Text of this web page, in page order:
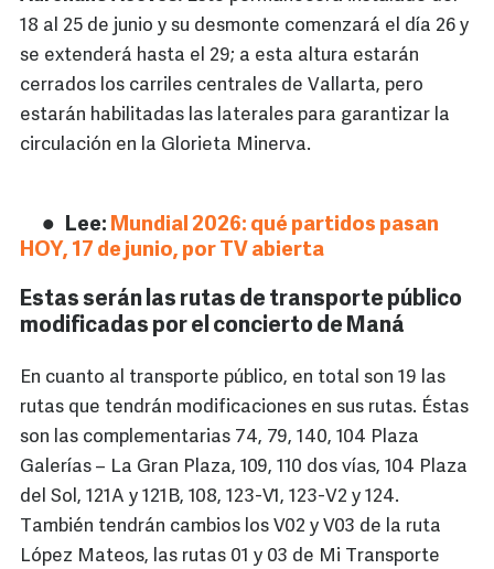
18 al 25 de junio y su desmonte comenzará el día 26 y
se extenderá hasta el 29; a esta altura estarán
cerrados los carriles centrales de Vallarta, pero
estarán habilitadas las laterales para garantizar la
circulación en la Glorieta Minerva.
Lee: Mundial 2026: qué partidos pasan
HOY, 17 de junio, por TV abierta
Estas serán las rutas de transporte público
modificadas por el concierto de Maná
En cuanto al transporte público, en total son 19 las
rutas que tendrán modificaciones en sus rutas. Éstas
son las complementarias 74, 79, 140, 104 Plaza
Galerías – La Gran Plaza, 109, 110 dos vías, 104 Plaza
del Sol, 121A y 121B, 108, 123-V1, 123-V2 y 124.
También tendrán cambios los V02 y V03 de la ruta
López Mateos, las rutas 01 y 03 de Mi Transporte